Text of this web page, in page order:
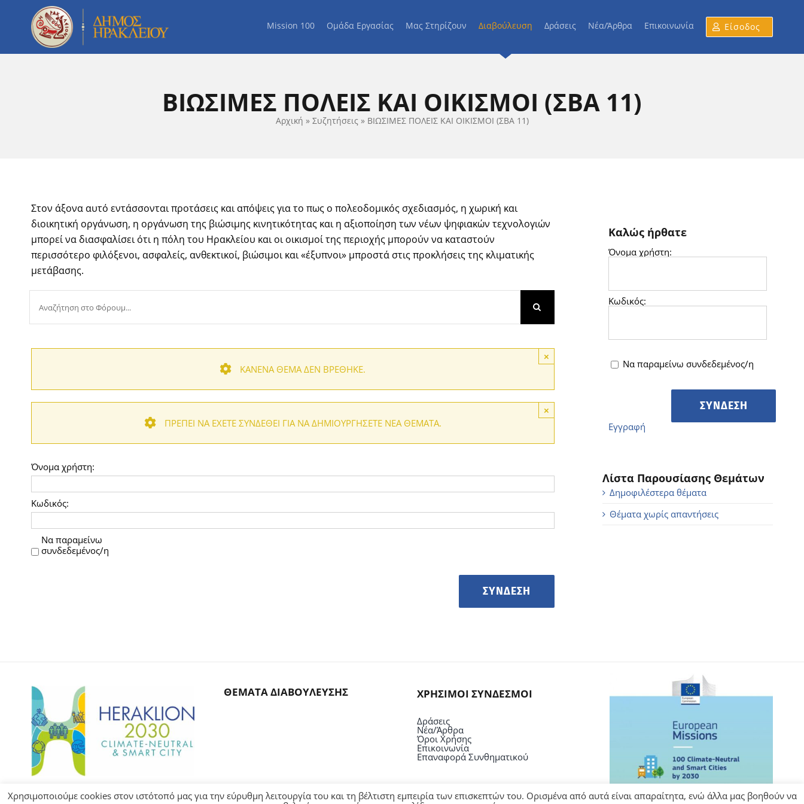
περιεχόμενο Mission 100 Ομάδα Εργασίας Μας Στηρίζουν Διαβούλευση Δράσεις Νέα/Άρθρα Επικοινωνία Είσοδος
ΒΙΩΣΙΜΕΣ ΠΟΛΕΙΣ ΚΑΙ ΟΙΚΙΣΜΟΙ (ΣΒΑ 11)
Αρχική » Συζητήσεις » ΒΙΩΣΙΜΕΣ ΠΟΛΕΙΣ ΚΑΙ ΟΙΚΙΣΜΟΙ (ΣΒΑ 11)
Στον άξονα αυτό εντάσσονται προτάσεις και απόψεις για το πως ο πολεοδομικός σχεδιασμός, η χωρική και
διοικητική οργάνωση, η οργάνωση της βιώσιμης κινητικότητας και η αξιοποίηση των νέων ψηφιακών τεχνολογιών
μπορεί να διασφαλίσει ότι η πόλη του Ηρακλείου και οι οικισμοί της περιοχής μπορούν να καταστούν
περισσότερο φιλόξενοι, ασφαλείς, ανθεκτικοί, βιώσιμοι και «έξυπνοι» μπροστά στις προκλήσεις της κλιματικής
μετάβασης.
×
ΚΑΝΈΝΑ ΘΈΜΑ ΔΕΝ ΒΡΈΘΗΚΕ.
×
ΠΡΈΠΕΙ ΝΑ ΈΧΕΤΕ ΣΥΝΔΕΘΕΊ ΓΙΑ ΝΑ ΔΗΜΙΟΥΡΓΉΣΕΤΕ ΝΈΑ ΘΈΜΑΤΑ.
Όνομα χρήστη:
Κωδικός:
Να παραμείνω
συνδεδεμένος/η
ΣΎΝΔΕΣΗ
Καλώς ήρθατε
Όνομα χρήστη:
Κωδικός:
Να παραμείνω συνδεδεμένος/η
ΣΎΝΔΕΣΗ
Εγγραφή
Λίστα Παρουσίασης Θεμάτων
Δημοφιλέστερα θέματα
Θέματα χωρίς απαντήσεις
ΘΕΜΑΤΑ ΔΙΑΒΟΥΛΕΥΣΗΣ ΧΡΗΣΙΜΟΙ ΣΥΝΔΕΣΜΟΙ
Δράσεις
Νέα/Άρθρα
Όροι Χρήσης
Επικοινωνία
Επαναφορά Συνθηματικού
Χρησιμοποιούμε cookies στον ιστότοπό μας για την εύρυθμη λειτουργία του και τη βέλτιστη εμπειρία των επισκεπτών του. Ορισμένα από αυτά είναι απαραίτητα, ενώ άλλα μας βοηθούν να